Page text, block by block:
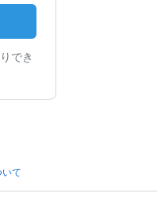
でき
て